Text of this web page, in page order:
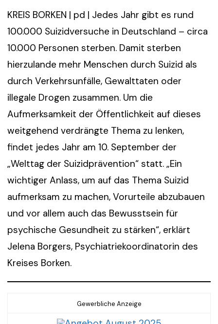
KREIS BORKEN | pd | Jedes Jahr gibt es rund
100.000 Suizidversuche in Deutschland – circa
10.000 Personen sterben. Damit sterben
hierzulande mehr Menschen durch Suizid als
durch Verkehrsunfälle, Gewalttaten oder
illegale Drogen zusammen. Um die
Aufmerksamkeit der Öffentlichkeit auf dieses
weitgehend verdrängte Thema zu lenken,
findet jedes Jahr am 10. September der
„Welttag der Suizidprävention“ statt. „Ein
wichtiger Anlass, um auf das Thema Suizid
aufmerksam zu machen, Vorurteile abzubauen
und vor allem auch das Bewusstsein für
psychische Gesundheit zu stärken“, erklärt
Jelena Borgers, Psychiatriekoordinatorin des
Kreises Borken.
Gewerbliche Anzeige